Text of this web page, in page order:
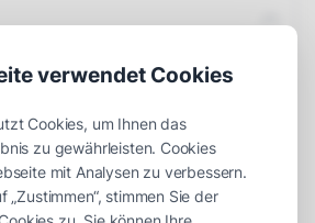
IndooroderOutdoor
750 x 750 x 450 cm
30 Minuten
verwendet Cookies
Cookies, um Ihnen das
zu gewährleisten. Cookies
mit Analysen zu verbessern.
„Zustimmen“, stimmen Sie der